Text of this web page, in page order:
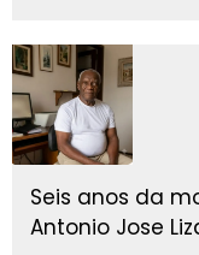
Seis anos da
Antonio Jose